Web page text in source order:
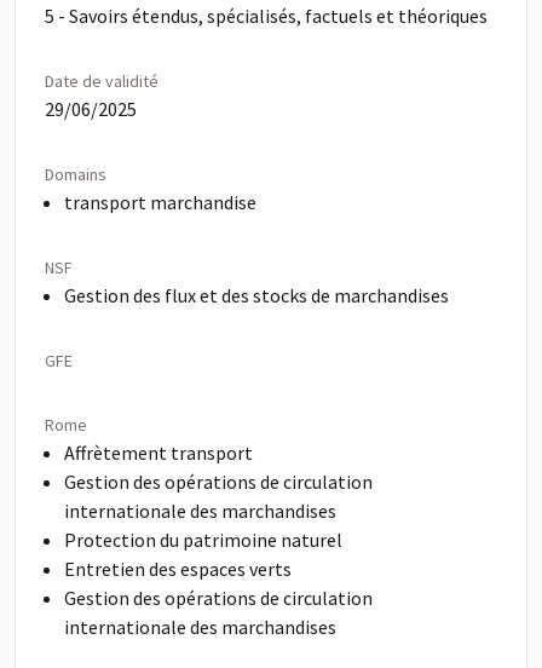
5 - Savoirs étendus, spécialisés, factuels et théoriques
Date de validité
29/06/2025
Domains
transport marchandise
NSF
Gestion des flux et des stocks de marchandises
GFE
Rome
Affrètement transport
Gestion des opérations de circulation
internationale des marchandises
Protection du patrimoine naturel
Entretien des espaces verts
Gestion des opérations de circulation
internationale des marchandises